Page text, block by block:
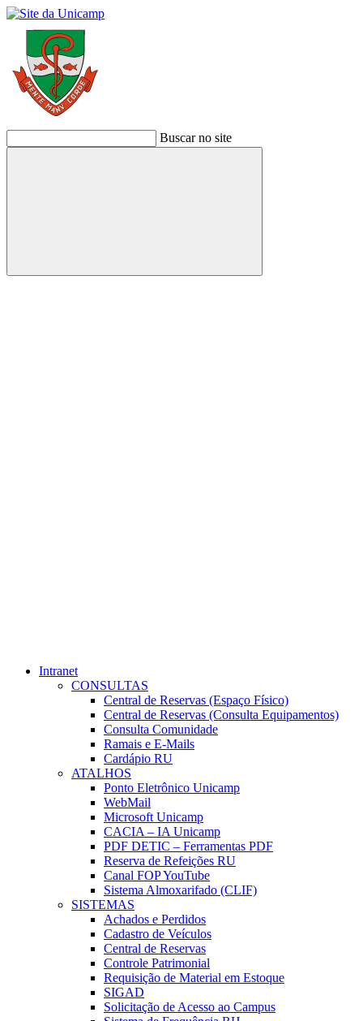
Buscar no site
Buscar
Intranet
CONSULTAS
Central de Reservas (Espaço Físico)
Central de Reservas (Consulta Equipamentos)
Consulta Comunidade
Ramais e E-Mails
Cardápio RU
ATALHOS
Ponto Eletrônico Unicamp
WebMail
Microsoft Unicamp
CACIA – IA Unicamp
PDF DETIC – Ferramentas PDF
Reserva de Refeições RU
Canal FOP YouTube
Sistema Almoxarifado (CLIF)
SISTEMAS
Achados e Perdidos
Cadastro de Veículos
Central de Reservas
Controle Patrimonial
Requisição de Material em Estoque
SIGAD
Solicitação de Acesso ao Campus